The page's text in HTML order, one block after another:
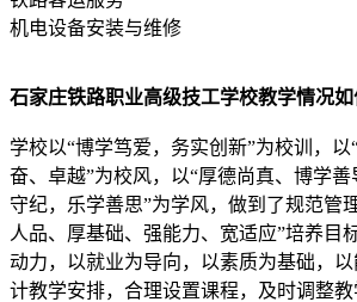
机电设备安装与维修
石家庄铁路职业高级技工学校教学情况如
学校以“博学笃爱，务实创新”为校训，
奋、卓越”为校风，以“厚德尚真、博学善
守纪，乐学善思”为学风，做到了规范管
人品、厚基础、强能力、宽适应”培养目
动力，以就业为导向，以素质为基础，
计教学安排，合理设置课程，及时调整